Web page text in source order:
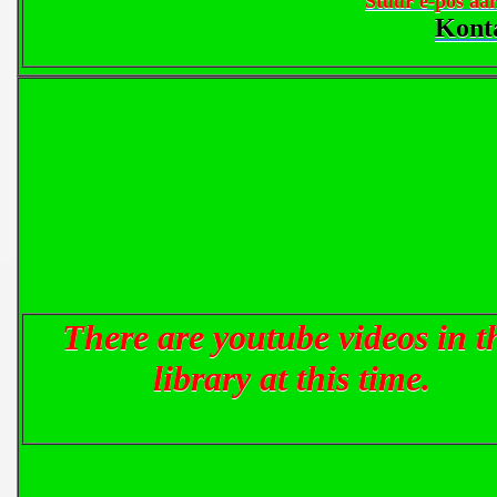
There are youtube videos in
library at this time.